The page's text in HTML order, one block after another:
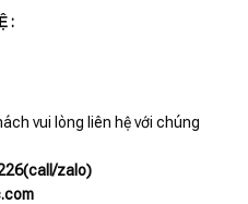
:
vui lòng liên hệ với chúng
zalo)